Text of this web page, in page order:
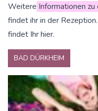
Weitere Informationen zu
findet ihr in der
findet Ihr hier.
BAD DÜRKHEIM